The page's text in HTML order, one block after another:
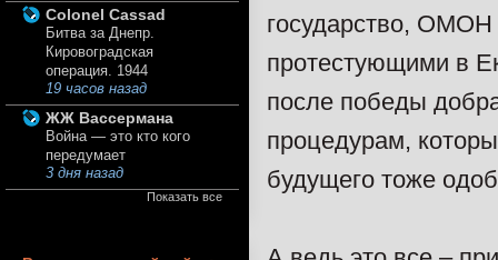
государство, ОМОН
протестующими в
после победы
процедурам,
будущего тоже
Colonel Cassad
Битва за Днепр.
Кировоградская
операция. 1944
19 часов назад
ЖЖ Вассермана
Война — это кто кого
передумает
3 дня назад
Показать все